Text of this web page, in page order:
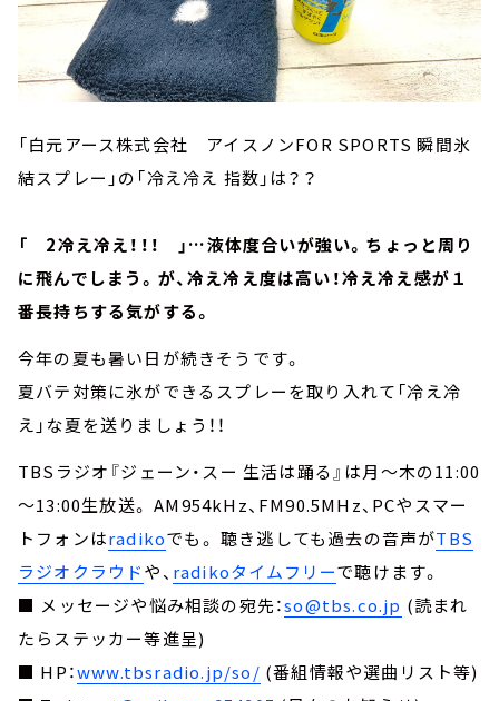
「白元アース株式会社 アイスノンFOR SPORTS 瞬間氷
結スプレー」の「冷え冷え 指数」は？？
「 2冷え冷え！！！ 」…液体度合いが強い。ちょっと周り
に飛んでしまう。が、冷え冷え度は高い！冷え冷え感が１
番長持ちする気がする。
今年の夏も暑い日が続きそうです。
夏バテ対策に氷ができるスプレーを取り入れて「冷え冷
え」な夏を送りましょう！！
TBSラジオ『ジェーン・スー 生活は踊る』は月～木の11:00
～13:00生放送。 AM954kHz、FM90.5MHz、PCやスマー
トフォンはradikoでも。 聴き逃しても過去の音声がTBS
ラジオクラウドや、 radikoタイムフリーで聴けます。
■ メッセージや悩み相談の宛先：so@tbs.co.jp (読まれ
たらステッカー等進呈)
■ HP：www.tbsradio.jp/so/ (番組情報や選曲リスト等)